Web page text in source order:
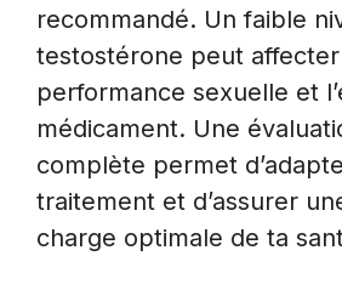
recommandé. Un faible
testostérone peut
performance sexuelle et
médicament. Une
complète permet
traitement et d’assurer
charge optimale de ta